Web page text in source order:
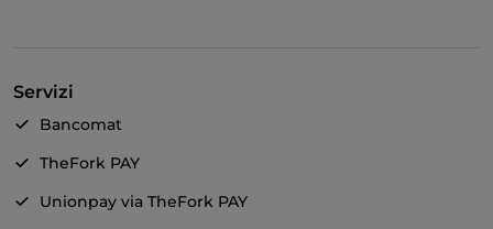
Servizi
Bancomat
TheFork PAY
Unionpay via TheFork PAY